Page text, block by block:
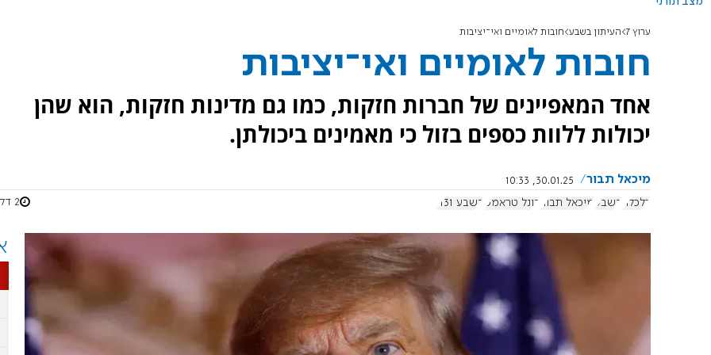
ערוץ 7 העיתון בשבע חובות לאומיים ואי־יציבות
חובות לאומיים ואי־יציבות
אחד המאפיינים של חברות חזקות, כמו גם מדינות חזקות, הוא שהן
יכולות ללוות כספים בזול כי מאמינים ביכולתן.
מיכאל תבור
30.01.25, 10:33
כלכלה
בשבע מיכאל תבור דונל טראמפ בשבע 1131 2 דקות